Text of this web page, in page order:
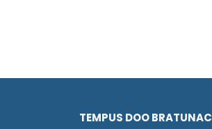
TEMPUS DOO BRATUNAC